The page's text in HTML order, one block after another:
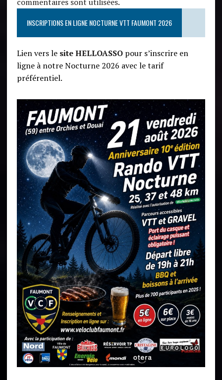
INSCRIPTIONS EN LIGNE NOCTURNE VTT FAUMONT 2026
Lien vers le site HELLOASSOpour s’inscrire en
ligne à notre Nocturne 2026 avec le tarif
préférentiel.